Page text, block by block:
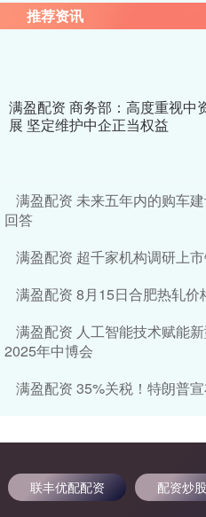
推荐资讯
满盈配资 商务部：高度重视中
展 坚定维护中企正当权益
满盈配资 未来五年内的购车
回答
满盈配资 超千家机构调研上
满盈配资 8月15日合肥热轧价
满盈配资 人工智能技术赋能
2025年中博会
满盈配资 35%关税！特朗普宣
联丰优配配资 配资炒